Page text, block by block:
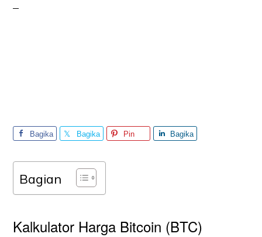
Bagika
Bagika
Pin
Bagika
Bagian
Kalkulator Harga Bitcoin (BTC)